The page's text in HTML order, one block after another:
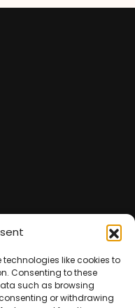
technologies like cookies to
Consenting to these
such as browsing
or withdrawing